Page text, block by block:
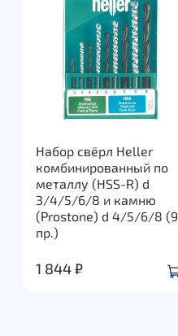
Набор свёрл Heller
комбинированный по
металлу (HSS-R) d
3/4/5/6/8 и камню
(Prostone) d 4/5/6/8 (9
пр.)
1 844 ₽